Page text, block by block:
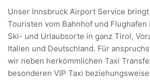
Unser Innsbruck Airport Service
Touristen vom Bahnhof und
Ski- und Urlaubsorte in ganz Tirol,
Italien und Deutschland. Für
wir neben herkömmlichen Taxi
besonderen VIP Taxi